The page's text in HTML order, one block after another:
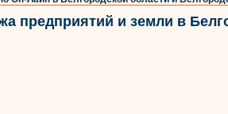
предприятий и земли в